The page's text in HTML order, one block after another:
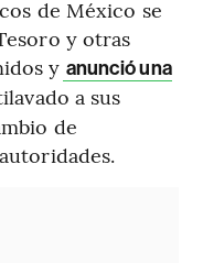
de México se
y otras
y anunció una
a sus
de